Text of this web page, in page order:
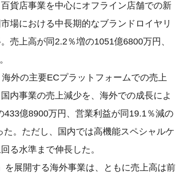
貨店事業を中心にオフライン店舗での新
場における中長期的なブランドロイヤリ
売上高が同2.2％増の1051億6800万円、
外の主要ECプラットフォームでの売上
内事業の売上減少を、海外での成長によ
億8900万円、営業利益が同19.1％減の
。ただし、国内では高機能スペシャルケ
る水準まで伸長した。
展開する海外事業は、ともに売上高は前